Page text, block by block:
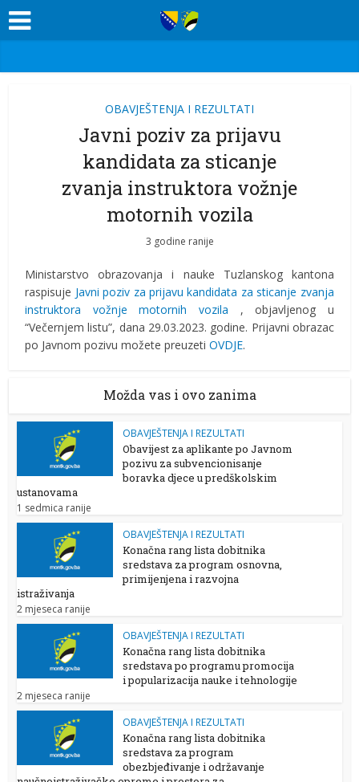
OBAVJEŠTENJA I REZULTATI
Javni poziv za prijavu
kandidata za sticanje
zvanja instruktora vožnje
motornih vozila
3 godine ranije
Ministarstvo obrazovanja i nauke Tuzlanskog kantona
raspisuje Javni poziv za prijavu kandidata za sticanje zvanja
instruktora vožnje motornih vozila , objavljenog u
“Večernjem listu”, dana 29.03.2023. godine. Prijavni obrazac
po Javnom pozivu možete preuzetiOVDJE.
Možda vas i ovo zanima
OBAVJEŠTENJA I REZULTATI
Obavijest za aplikante po Javnom
pozivu za subvencionisanje
boravka djece u predškolskim
ustanovama
1 sedmica ranije
OBAVJEŠTENJA I REZULTATI
Konačna rang lista dobitnika
sredstava za program osnovna,
primijenjena i razvojna
istraživanja
2 mjeseca ranije
OBAVJEŠTENJA I REZULTATI
Konačna rang lista dobitnika
sredstava po programu promocija
i popularizacija nauke i tehnologije
2 mjeseca ranije
OBAVJEŠTENJA I REZULTATI
Konačna rang lista dobitnika
sredstava za program
obezbjeđivanje i održavanje